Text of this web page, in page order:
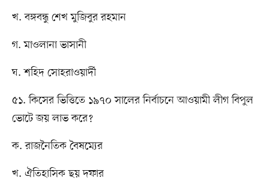
খ. বঙ্গবন্ধু শেখ মুজিবুর রহমান
গ. মাওলানা ভাসানী
ঘ. শহিদ সোহরাওয়ার্দী
৫১. কিসের ভিত্তিতে ১৯৭০ সালের নির্বাচনে আওয়ামী লীগ বিপুল
ভোটে জয় লাভ করে?
ক. রাজনৈতিক বৈষম্যের
খ. ঐতিহাসিক ছয় দফার